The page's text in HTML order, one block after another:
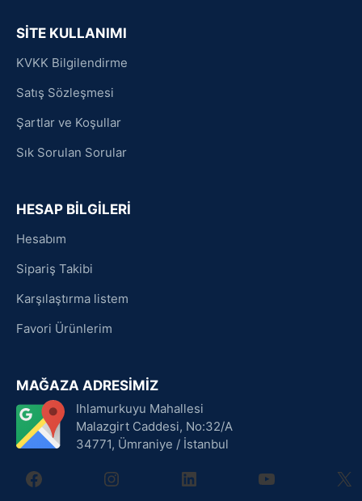
SİTE KULLANIMI
KVKK Bilgilendirme
Satış Sözleşmesi
Şartlar ve Koşullar
Sık Sorulan Sorular
HESAP BİLGİLERİ
Hesabım
Sipariş Takibi
Karşılaştırma listem
Favori Ürünlerim
MAĞAZA ADRESİMİZ
Ihlamurkuyu Mahallesi
Malazgirt Caddesi, No:32/A
34771, Ümraniye / İstanbul
facebookinstagramlinkedin youtube X